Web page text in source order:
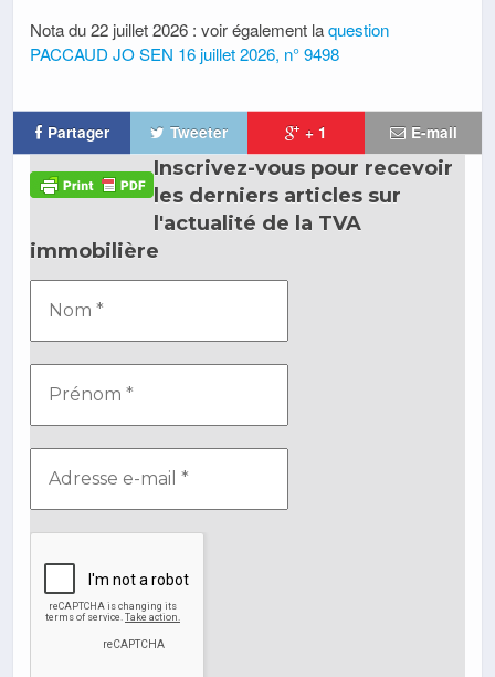
Nota du 22 juillet 2026 : voir également laquestion
PACCAUD JO SEN 16 juillet 2026, n° 9498
Partager Tweeter + 1 E-mail
Inscrivez-vous pour recevoir
les derniers articles sur
l'actualité de la TVA
immobilière